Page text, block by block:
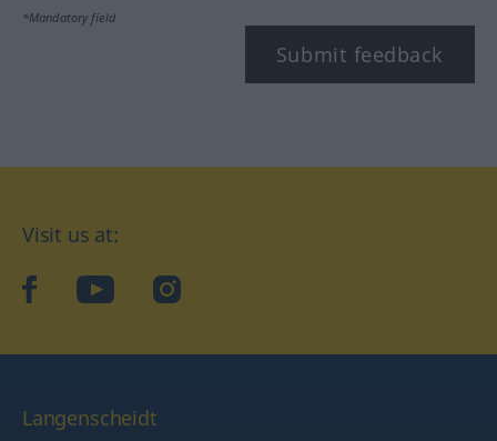
*Mandatory field
Submit feedback
Visit us at:
facebookYouTubeInstagram
Langenscheidt